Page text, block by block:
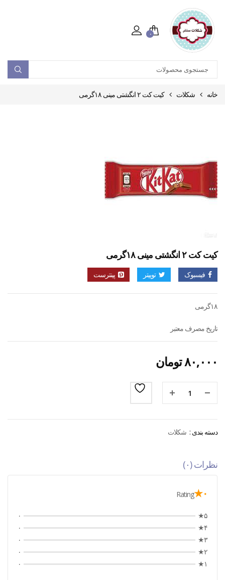
۰
خانه شکلات کیت کت ۲ انگشتی مینی ۱۸گرمی
کیت کت ۲ انگشتی مینی ۱۸گرمی
فیسبوک توییتر پینترست
۱۸گرمی
تاریخ مصرف معتبر
۸۰,۰۰۰تومان
دسته بندی : شکلات
نظرات (۰)
۰★ Rating
۵★
۰
۴★
۰
۳★
۰
۲★
۰
۱★
۰